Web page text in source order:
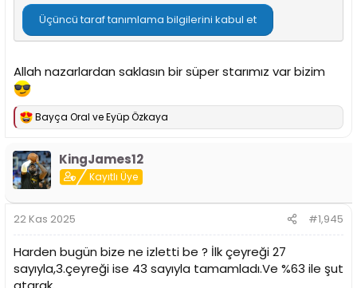
Üçüncü taraf tanımlama bilgilerini kabul et
Allah nazarlardan saklasın bir süper starımız var bizim
T
k
i
l
:
Bayça Oral veEyüp Özkaya
KingJames12
Kayıtlı Üye
22 Kas 2025 #1,945
Harden bugün bize ne izletti be ? İlk çeyreği 27
sayıyla,3.çeyreği ise 43 sayıyla tamamladı.Ve %63 ile şut